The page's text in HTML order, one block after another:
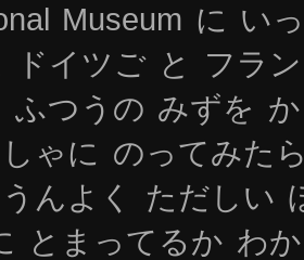
Museum に い
ドイツご と フラ
ふつうの みずを
ゃに のってみた
んよく ただしい
とまってるか わ